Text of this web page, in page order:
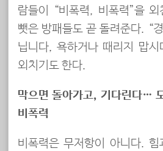
람들이 “비폭력, 비폭력”을
뺏은 방패들도 곧 돌려준다. “
닙니다, 욕하거나 때리지 맙시
외치기도 한다.
막으면 돌아가고, 기다린다…
비폭력
비폭력은 무저항이 아니다.